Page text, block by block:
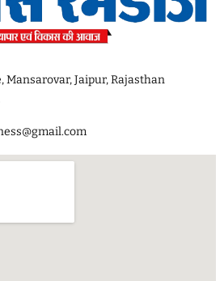
Mansarovar, Jaipur, Rajasthan